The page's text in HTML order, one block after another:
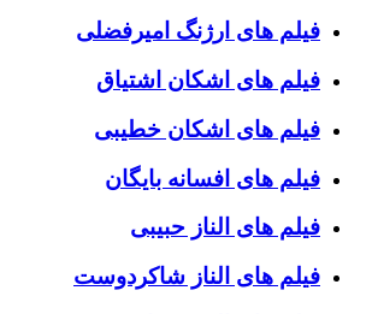
فیلم های ارژنگ امیرفضلی
فیلم های اشکان اشتیاق
فیلم های اشکان خطیبی
فیلم های افسانه بایگان
فیلم های الناز حبیبی
فیلم های الناز شاکردوست